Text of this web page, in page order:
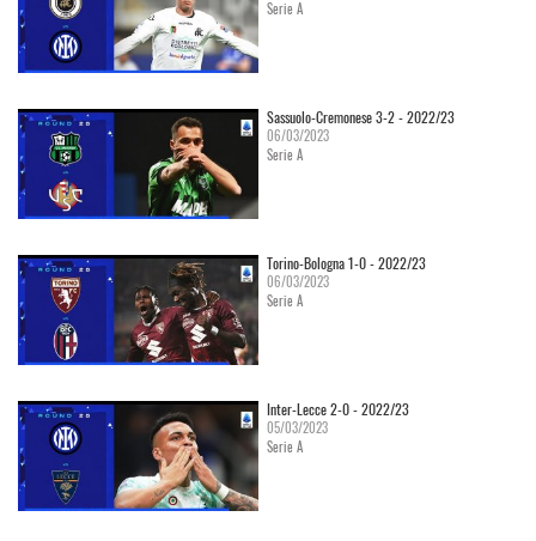
Serie A
Sassuolo-Cremonese 3-2 - 2022/23
06/03/2023
Serie A
Torino-Bologna 1-0 - 2022/23
06/03/2023
Serie A
Inter-Lecce 2-0 - 2022/23
05/03/2023
Serie A